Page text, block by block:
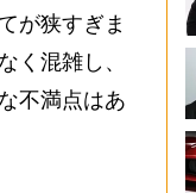
が狭すぎま
く混雑し、
不満点はあ